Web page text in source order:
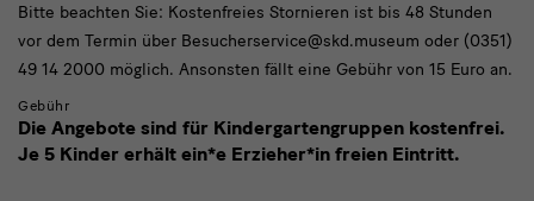
Bitte beachten Sie: Kostenfreies Stornieren ist bis 48 Stunden
vor dem Termin über Besucherservice@skd.museum oder (0351)
49 14 2000 möglich. Ansonsten fällt eine Gebühr von 15 Euro an.
Gebühr
Die Angebote sind für Kindergartengruppen kostenfrei.
Je 5 Kinder erhält ein*e Erzieher*in freien Eintritt.